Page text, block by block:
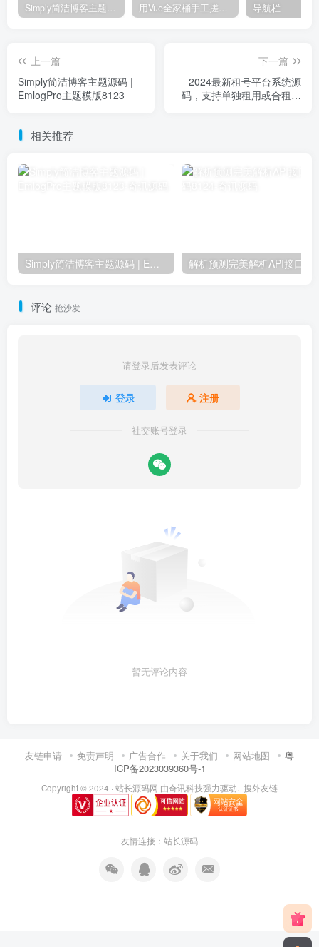
导航栏
上一篇
Simply简洁博客主题源码 |
EmlogPro主题模版8123
下一篇
2024最新租号平台系统源
码，支持单独租用或合租使
相关推荐
评论 抢沙发
请登录后发表评论
登录 注册
社交账号登录
暂无评论内容
友链申请 免责声明 广告合作 关于我们 网站地图
粤
ICP备2023039360号-1
Copyright © 2024 · 站长源码网 由奇讯科技强力驱动. 搜外友链
友情连接： 站长源码